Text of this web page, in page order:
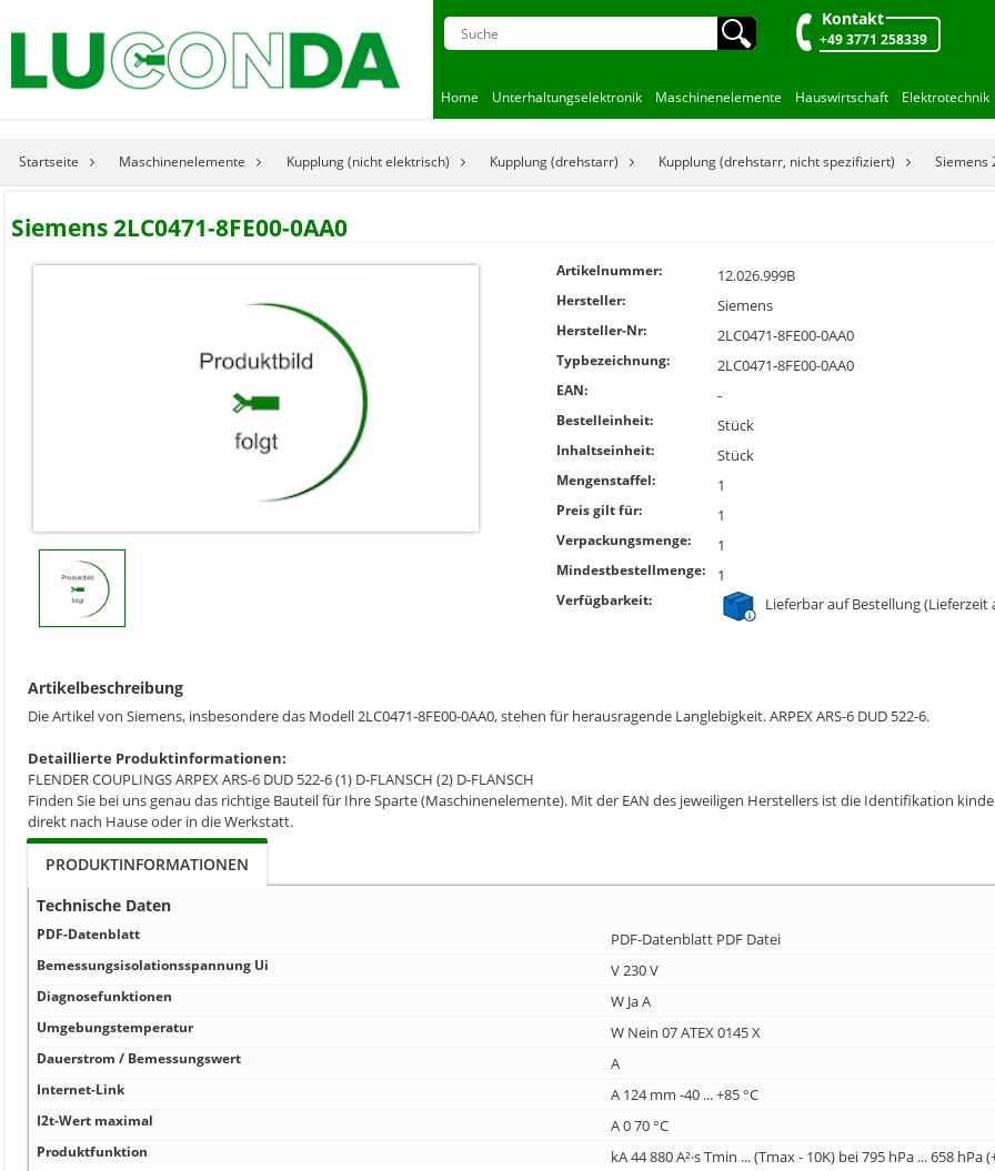
🔍︎ Kontakt
+49 3771 258339
Home Unterhaltungselektronik Maschinenelemente Hauswirtschaft Elektrotechnik
Startseite Maschinenelemente Kupplung (nicht elektrisch) Kupplung (drehstarr) Kupplung (drehstarr, nicht spezifiziert) Siemens
Siemens 2LC0471-8FE00-0AA0
Artikelnummer: 12.026.999B
Hersteller: Siemens
Hersteller-Nr: 2LC0471-8FE00-0AA0
Typbezeichnung: 2LC0471-8FE00-0AA0
EAN: -
Bestelleinheit: Stück
Inhaltseinheit: Stück
Mengenstaffel: 1
Preis gilt für: 1
Verpackungsmenge: 1
Mindestbestellmenge: 1
Verfügbarkeit: Lieferbar auf Bestellung (Lieferzeit
Artikelbeschreibung
Die Artikel von Siemens, insbesondere das Modell 2LC0471-8FE00-0AA0, stehen für herausragende Langlebigkeit. ARPEX ARS-6 DUD 522-6.
Detaillierte Produktinformationen:
FLENDER COUPLINGS ARPEX ARS-6 DUD 522-6 (1) D-FLANSCH (2) D-FLANSCH
Finden Sie bei uns genau das richtige Bauteil für Ihre Sparte (Maschinenelemente). Mit der EAN des jeweiligen Herstellers ist die Identifikation
direkt nach Hause oder in die Werkstatt.
PRODUKTINFORMATIONEN
Technische Daten
PDF-Datenblatt PDF-Datenblatt PDF Datei
Bemessungsisolationsspannung Ui V 230 V
Diagnosefunktionen W Ja A
Umgebungstemperatur W Nein 07 ATEX 0145 X
Dauerstrom / Bemessungswert A
Internet-Link A 124 mm -40 ... +85 °C
I2t-Wert maximal A 0 70 °C
Produktfunktion kA 44 880 A²·s Tmin ... (Tmax - 10K) bei 795 hPa ... 658 hPa